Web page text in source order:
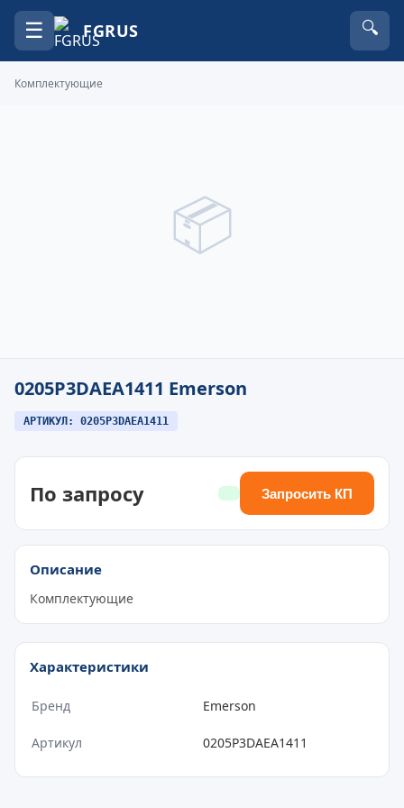
☰ FGRUS 🔍
Комплектующие
📦
0205P3DAEA1411 Emerson
АРТИКУЛ: 0205P3DAEA1411
По запросу Запросить КП
Описание
Комплектующие
Характеристики
Бренд Emerson
Артикул 0205P3DAEA1411